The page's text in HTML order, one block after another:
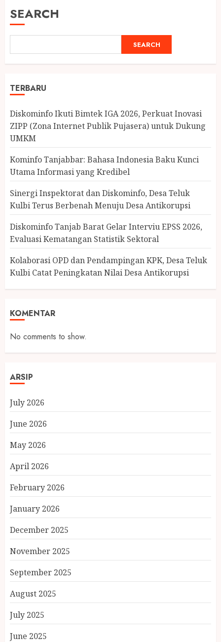
SEARCH
SEARCH
TERBARU
Diskominfo Ikuti Bimtek IGA 2026, Perkuat Inovasi
ZIPP (Zona Internet Publik Pujasera) untuk Dukung
UMKM
Kominfo Tanjabbar: Bahasa Indonesia Baku Kunci
Utama Informasi yang Kredibel
Sinergi Inspektorat dan Diskominfo, Desa Teluk
Kulbi Terus Berbenah Menuju Desa Antikorupsi
Diskominfo Tanjab Barat Gelar Interviu EPSS 2026,
Evaluasi Kematangan Statistik Sektoral
Kolaborasi OPD dan Pendampingan KPK, Desa Teluk
Kulbi Catat Peningkatan Nilai Desa Antikorupsi
KOMENTAR
No comments to show.
ARSIP
July 2026
June 2026
May 2026
April 2026
February 2026
January 2026
December 2025
November 2025
September 2025
August 2025
July 2025
June 2025